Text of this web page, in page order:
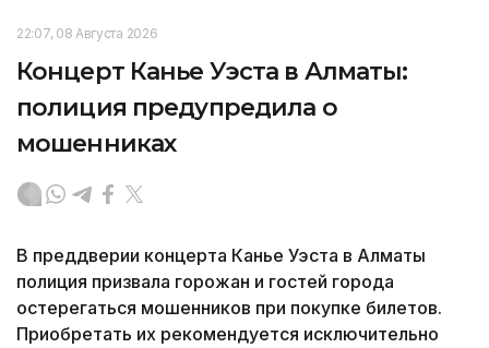
22:07, 08 Августа 2026
Концерт Канье Уэста в Алматы:
полиция предупредила о
мошенниках
В преддверии концерта Канье Уэста в Алматы
полиция призвала горожан и гостей города
остерегаться мошенников при покупке билетов.
Приобретать их рекомендуется исключительно